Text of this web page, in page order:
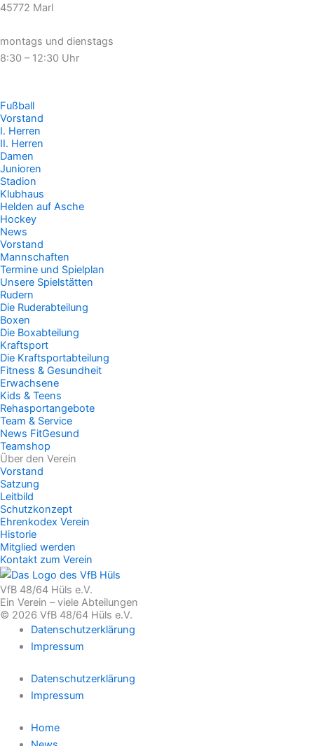
45772 Marl
montags und dienstags
8:30 – 12:30 Uhr
Fußball
Vorstand
I. Herren
II. Herren
Damen
Junioren
Stadion
Klubhaus
Helden auf Asche
Hockey
News
Vorstand
Mannschaften
Termine und Spielplan
Unsere Spielstätten
Rudern
Die Ruderabteilung
Boxen
Die Boxabteilung
Kraftsport
Die Kraftsportabteilung
Fitness & Gesundheit
Erwachsene
Kids & Teens
Rehasportangebote
Team & Service
News FitGesund
Teamshop
Über den Verein
Vorstand
Satzung
Leitbild
Schutzkonzept
Ehrenkodex Verein
Historie
Mitglied werden
Kontakt zum Verein
VfB 48/64 Hüls e.V.
Ein Verein – viele Abteilungen
© 2026 VfB 48/64 Hüls e.V.
Datenschutzerklärung
Impressum
Datenschutzerklärung
Impressum
Home